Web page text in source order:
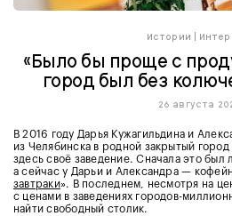
Истории
«Было бы проще с
город был без
26 августа
В 2016 году Дарья Кужагильдина и
из Челябинска в родной закрытый
здесь своё заведение. Сначала это был
а сейчас у Дарьи и Александра —
завтраки». В последнем, несмотря на
с ценами в заведениях городов-
найти свободный столик.